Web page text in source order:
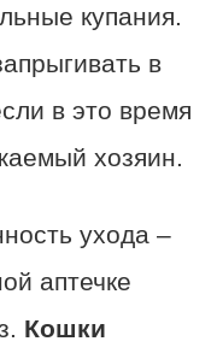
купания.
в
в это время
хозяин.
ухода –
аптечке
Кошки